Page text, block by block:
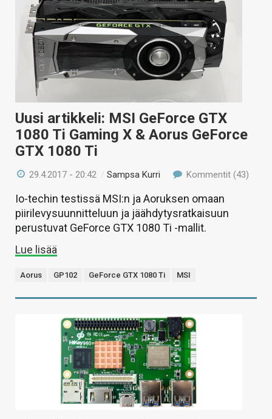
KAUPPA
VAIHDA TEEMA
HAKU
Uusi artikkeli: MSI GeForce GTX
1080 Ti Gaming X & Aorus GeForce
GTX 1080 Ti
29.4.2017 - 20:42 /Sampsa Kurri Kommentit (43)
Io-techin testissä MSI:n ja Aoruksen omaan
piirilevysuunnitteluun ja jäähdytysratkaisuun
perustuvat GeForce GTX 1080 Ti -mallit.
Lue lisää
Aorus GP102 GeForce GTX 1080 Ti MSI